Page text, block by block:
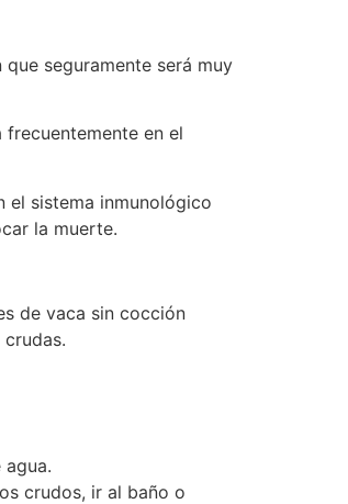
seguramente será muy
en el
el sistema inmunológico
la muerte.
de vaca sin cocción
crudos, ir al baño o